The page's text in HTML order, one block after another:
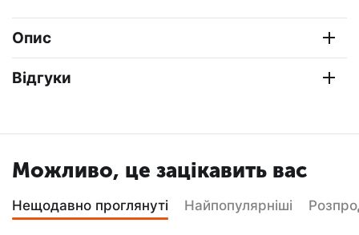
Опис
Відгуки
Можливо, це зацікавить вас
Нещодавно проглянуті Найпопулярніші